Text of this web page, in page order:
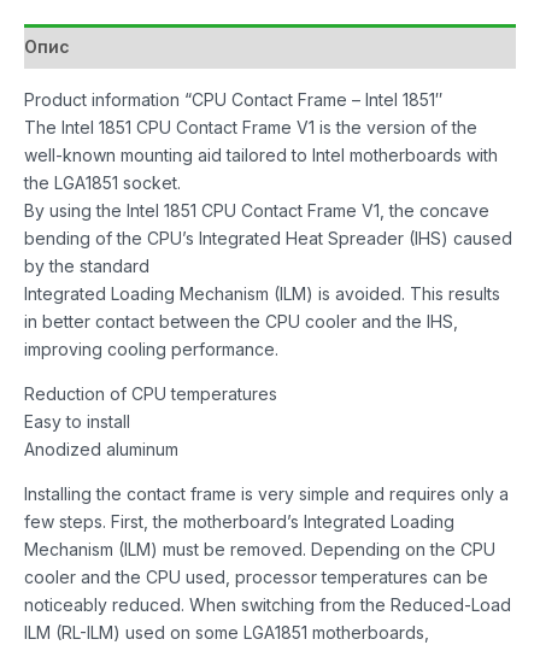
CPU
Socket
количина
Опис
Product information “CPU Contact Frame – Intel 1851″
The Intel 1851 CPU Contact Frame V1 is the version of the
well-known mounting aid tailored to Intel motherboards with
the LGA1851 socket.
By using the Intel 1851 CPU Contact Frame V1, the concave
bending of the CPU’s Integrated Heat Spreader (IHS) caused
by the standard
Integrated Loading Mechanism (ILM) is avoided. This results
in better contact between the CPU cooler and the IHS,
improving cooling performance.
Reduction of CPU temperatures
Easy to install
Anodized aluminum
Installing the contact frame is very simple and requires only a
few steps. First, the motherboard’s Integrated Loading
Mechanism (ILM) must be removed. Depending on the CPU
cooler and the CPU used, processor temperatures can be
noticeably reduced. When switching from the Reduced-Load
ILM (RL-ILM) used on some LGA1851 motherboards,